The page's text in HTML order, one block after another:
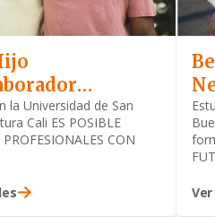
la Universidad de San
Cali ES POSIBLE
CON